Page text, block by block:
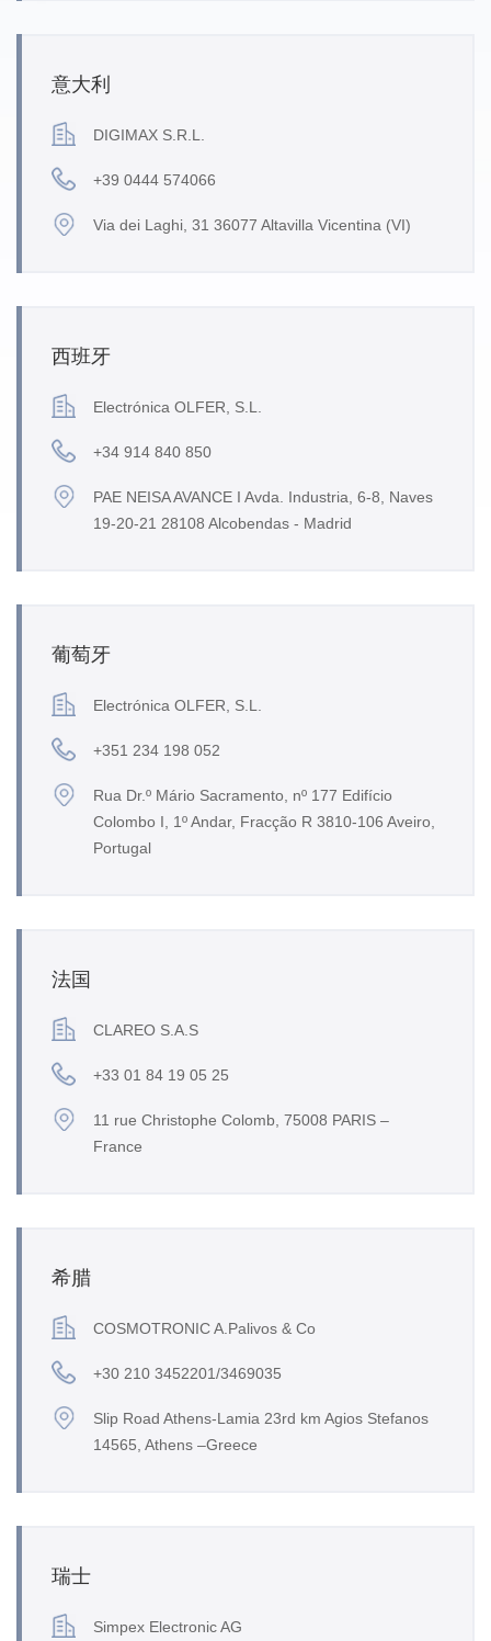
意大利
DIGIMAX S.R.L.
+39 0444 574066
Via dei Laghi, 31 36077 Altavilla Vicentina (VI)
西班牙
Electrónica OLFER, S.L.
+34 914 840 850
PAE NEISA AVANCE I Avda. Industria, 6-8, Naves
19-20-21 28108 Alcobendas - Madrid
葡萄牙
Electrónica OLFER, S.L.
+351 234 198 052
Rua Dr.º Mário Sacramento, nº 177 Edifício
Colombo I, 1º Andar, Fracção R 3810-106 Aveiro,
Portugal
法国
CLAREO S.A.S
+33 01 84 19 05 25
11 rue Christophe Colomb, 75008 PARIS –
France
希腊
COSMOTRONIC A.Palivos & Co
+30 210 3452201/3469035
Slip Road Athens-Lamia 23rd km Agios Stefanos
14565, Athens –Greece
瑞士
Simpex Electronic AG